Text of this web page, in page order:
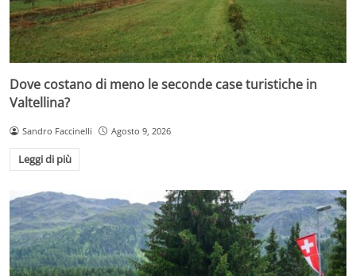
Dove costano di meno le seconde case turistiche in
Valtellina?
Sandro Faccinelli Agosto 9, 2026
Leggi di più